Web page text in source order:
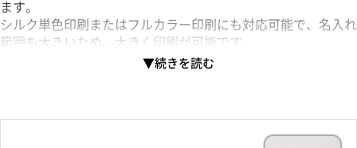
ます。
シルク単色印刷またはフルカラー印刷にも対応可能で、名入れ
範囲も大きいため、大きく印刷が可能です。
またゴムバンドが付いているため、トートバッグなど仕切りの